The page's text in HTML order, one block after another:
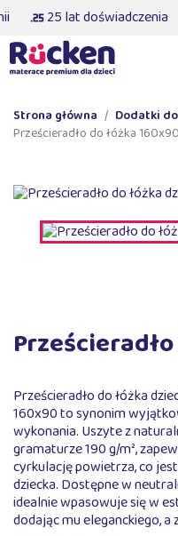
25 lat doświadczenia
Strona główna Dodatki
Prześcieradło do łóżka 160x90
Prześcieradło do łóżka
160x90 to synonim
wykonania. Uszyte z
gramaturze 190 g/m²,
cyrkulację powietrza, co
dziecka. Dostępne w
idealnie wpasowuje się w
dodając mu eleganckiego,